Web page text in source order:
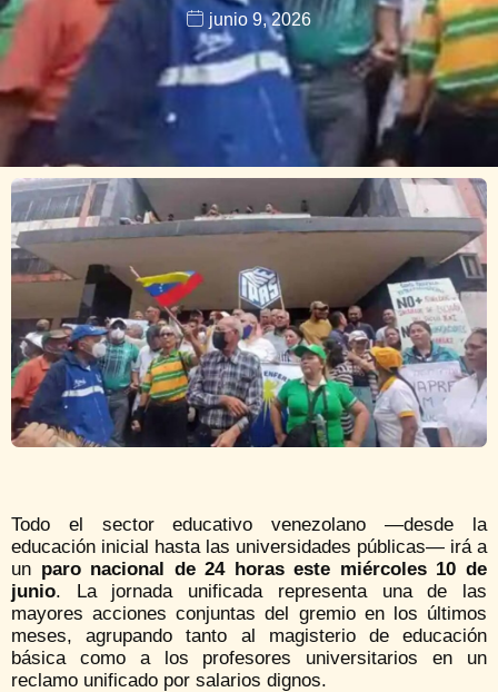
junio 9, 2026
Todo el sector educativo venezolano —desde la
educación inicial hasta las universidades públicas— irá a
un paro nacional de 24 horas este miércoles 10 de
junio. La jornada unificada representa una de las
mayores acciones conjuntas del gremio en los últimos
meses, agrupando tanto al magisterio de educación
básica como a los profesores universitarios en un
reclamo unificado por salarios dignos.